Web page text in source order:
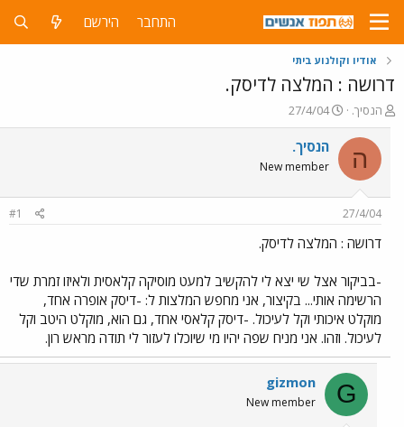
התחבר הירשם
אודיו וקולנוע ביתי
דרושה : המלצה לדיסק.
פ
ו
ת
ח
ה
ש
א
הנסיך.
פ
ו
ר
ם
ר
27/4/04
ה הנסיך.
New member
27/4/04
#1
דרושה : המלצה לדיסק.
-בביקור אצל שי יצא לי להקשיב למעט מוסיקה קלאסית ולאיזו זמרת שדי
הרשימה אותי... בקיצור, אני מחפש המלצות ל: -דיסק אופרה אחד,
מוקלט איכותי וקל לעיכול. -דיסק קלאסי אחד, גם הוא, מוקלט היטב וקל
לעיכול. וזהו. אני מניח שפה יהיו מי שיוכלו לעזור לי תודה מראש רון.
G
gizmon
New member